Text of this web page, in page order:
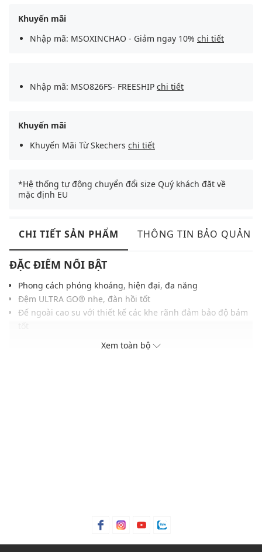
Khuyến mãi
Nhập mã: MSOXINCHAO - Giảm ngay 10% chi tiết
Nhập mã: MSO826FS- FREESHIP chi tiết
Khuyến mãi
Khuyến Mãi Từ Skechers chi tiết
*Hệ thống tự động chuyển đổi size Quý khách đặt về
mặc định EU
CHI TIẾT SẢN PHẨM THÔNG TIN BẢO QUẢN
ĐẶC ĐIỂM NỔI BẬT
Phong cách phóng khoáng, hiện đại, đa năng
Đệm ULTRA GO® nhẹ, đàn hồi tốt
Đế ngoài cao su với thiết kế các khe rãnh đảm bảo độ bám
Logo thương hiệu in nổi bật trên đế ngoài và quai dép
Xem toàn bộ